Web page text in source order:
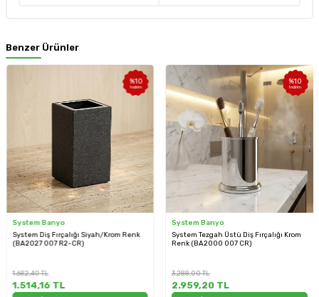
Benzer Ürünler
% 10
İndirim
System Banyo
System Diş Fırçalığı Siyah/Krom Renk
(BA2027 007 R2-CR)
1.682,40TL
1.514,16TL
% 10
İndirim
System Banyo
System Tezgah Üstü Diş Fırçalığı Krom
Renk (BA2000 007 CR)
3.288,00TL
2.959,20TL